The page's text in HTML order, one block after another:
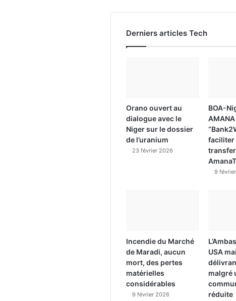
Derniers articles Tech
Orano ouvert au
dialogue avec le
Niger sur le dossier
de l’uranium
23 février 2026
BOA-
faciliter
9
Incendie du Marché
de Maradi, aucun
mort, des pertes
matérielles
considérables
9 février 2026
USA
malgré
réduite